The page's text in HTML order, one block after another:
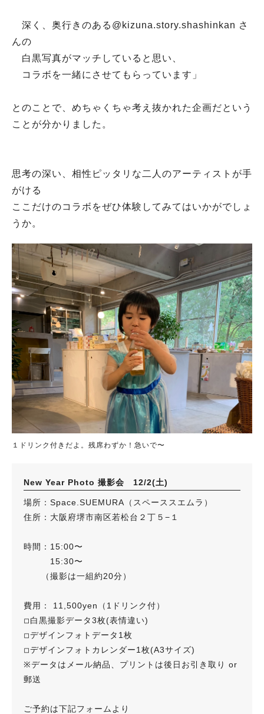
深く、奥行きのある@kizuna.story.shashinkan さ
んの
白黒写真がマッチしていると思い、
コラボを一緒にさせてもらっています」
とのことで、めちゃくちゃ考え抜かれた企画だという
ことが分かりました。
思考の深い、相性ピッタリな二人のアーティストが手
がける
ここだけのコラボをぜひ体験してみてはいかがでしょ
うか。
１ドリンク付きだよ。残席わずか！急いで〜
New Year Photo 撮影会 12/2(土)
場所：Space.SUEMURA（スペーススエムラ）
住所：大阪府堺市南区若松台２丁５−１
時間：15:00〜
15:30〜
（撮影は一組約20分）
費用： 11,500yen（1ドリンク付）
◽︎白黒撮影データ3枚(表情違い)
◽︎デザインフォトデータ1枚
◽︎デザインフォトカレンダー1枚(A3サイズ)
※データはメール納品、プリントは後日お引き取り or
郵送
ご予約は下記フォームより